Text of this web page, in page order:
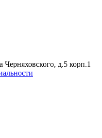
Черняховского, д.5 корп.1